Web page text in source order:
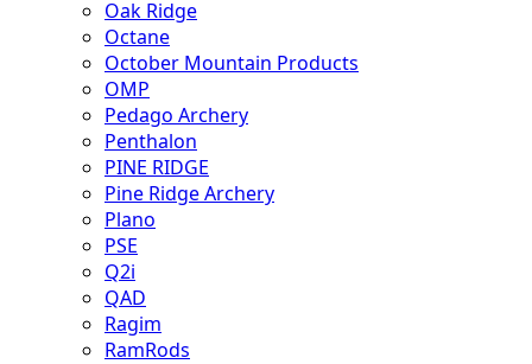
Oak Ridge
Octane
October Mountain Products
OMP
Pedago Archery
Penthalon
PINE RIDGE
Pine Ridge Archery
Plano
PSE
Q2i
QAD
Ragim
RamRods